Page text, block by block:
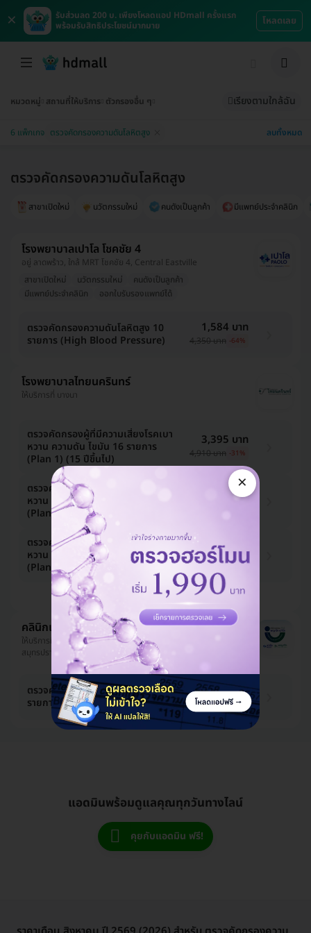
×
รับส่วนลด 200 บ. เพียงโหลดแอป HDmall ครั้งแรก
พร้อมรับสิทธิประโยชน์มากมาย
โหลดเลย
หมวดหมู่ สถานที่ให้บริการ ตัวกรองอื่น ๆ เรียงตามใกล้ฉัน
6 แพ็กเกจ ตรวจคัดกรองความดันโลหิตสูง ลบทั้งหมด
สาขาเปิดใหม่ นวัตกรรมใหม่ คนดังเป็นลูกค้า มีแพทย์ประจำคลินิก
ตรวจคัดกรองความดันโลหิตสูง
โรงพยาบาลเปาโล โชคชัย 4
อยู่ ลาดพร้าว, ใกล้ MRT โชคชัย 4, Central Eastville
สาขาเปิดใหม่
นวัตกรรมใหม่
คนดังเป็นลูกค้า
มีแพทย์ประจำคลินิก
ออกใบรับรองแพทย์ได้
ตรวจคัดกรองความดันโลหิตสูง 10
รายการ (High Blood Pressure)
1,584 บาท
4,350 บาท -64%
โรงพยาบาลไทยนครินทร์
ให้บริการที่ บางนา
ตรวจคัดกรองผู้ที่มีความเสี่ยงโรคเบา
หวาน ความดัน ไขมัน 16 รายการ
(Plan 1) (15 ปีขึ้นไป)
3,395 บาท
4,910 บาท -31%
ตรวจคัดกรองผู้ที่มีความเสี่ยงโรคเบา
หวาน ความดัน ไขมัน 17 รายการ
(Plan 2) (15 ปีขึ้นไป)
3,880 บาท
ตรวจคัดกรองผู้ที่มีความเสี่ยงโรคเบา
หวาน ความดัน ไขมัน 23 รายการ
(Plan 3) (15 ปีขึ้นไป)
7,275 บาท
11,070 บาท -34%
ดูแพ็กเกจเพิ่ม
คลินิกเวชกรรม พญาไท-เปาโล
ให้บริการที่ จตุจักร, ห้วยขวาง, บางซื่อ, ปทุมวัน, ราชเทวี,
สมุทรปราการ, นนทบุรี, สายไหม
ตรวจคัดกรองความดันโลหิตสูง 10
รายการ (30 ปีขึ้นไป)
989 บาท
4,350 บาท -77%
แอดมินพร้อมดูแลคุณทุกวันทางไลน์
คุยกับแอดมิน ฟรี!
×